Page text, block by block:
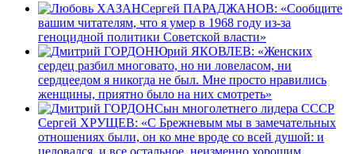
Сергей ПАРАДЖАНОВ: «Сообщите
вашим читателям, что я умер в 1968 году из-за
геноцидной политики Советской власти»
Юрий ЯКОВЛЕВ: «Женских
сердец разбил многовато, но ни ловеласом, ни
сердцеедом я никогда не был. Мне просто нравились
женщины, приятно было на них смотреть»
Сын многолетнего лидера СССР
Сергей ХРУЩЕВ: «С Брежневым мы в замечательных
отношениях были, он ко мне вроде со всей душой: и
целовался, и все остальное, неизменно хорошим